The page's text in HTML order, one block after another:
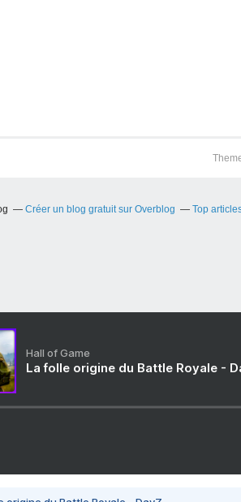
Créer un blog gratuit sur Overblog Top
Hall of Game
La folle origine du Battle Royale -